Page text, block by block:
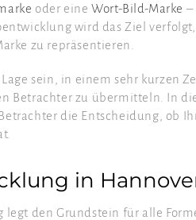
oder eine Wort-Bild-Marke –
wird das Ziel
zu repräsentieren.
sein, in einem sehr kurzen
Betrachter zu übermitteln. In
die Entscheidung, ob
in
legt den Grundstein für alle